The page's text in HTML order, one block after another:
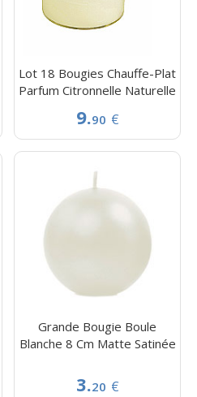
Lot 18 Bougies Chauffe-Plat
Parfum Citronnelle Naturelle
9.90 €
Grande Bougie Boule
Blanche 8 Cm Matte Satinée
3.20 €